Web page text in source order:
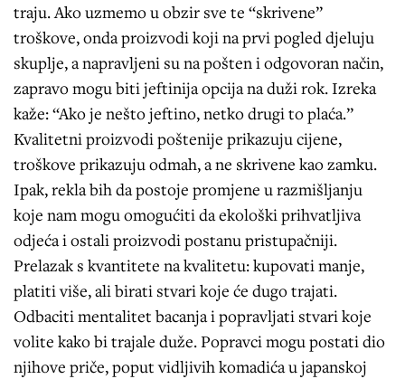
traju. Ako uzmemo u obzir sve te “skrivene”
troškove, onda proizvodi koji na prvi pogled djeluju
skuplje, a napravljeni su na pošten i odgovoran način,
zapravo mogu biti jeftinija opcija na duži rok. Izreka
kaže: “Ako je nešto jeftino, netko drugi to plaća.”
Kvalitetni proizvodi poštenije prikazuju cijene,
troškove prikazuju odmah, a ne skrivene kao zamku.
Ipak, rekla bih da postoje promjene u razmišljanju
koje nam mogu omogućiti da ekološki prihvatljiva
odjeća i ostali proizvodi postanu pristupačniji.
Prelazak s kvantitete na kvalitetu: kupovati manje,
platiti više, ali birati stvari koje će dugo trajati.
Odbaciti mentalitet bacanja i popravljati stvari koje
volite kako bi trajale duže. Popravci mogu postati dio
njihove priče, poput vidljivih komadića u japanskoj